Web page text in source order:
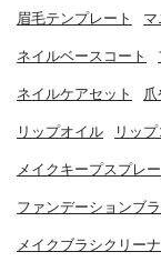
眉毛テンプレート マ
ネイルベースコート
ネイルケアセット
リップオイル リップ
メイクキープスプレー
ファンデーションブ
メイクブラシクリー